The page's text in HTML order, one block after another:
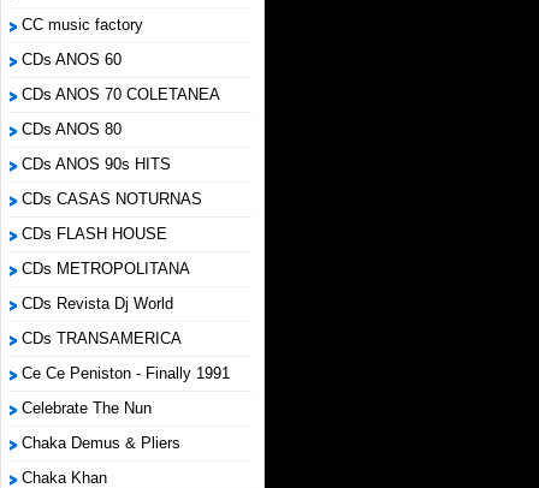
CC music factory
CDs ANOS 60
CDs ANOS 70 COLETANEA
CDs ANOS 80
CDs ANOS 90s HITS
CDs CASAS NOTURNAS
CDs FLASH HOUSE
CDs METROPOLITANA
CDs Revista Dj World
CDs TRANSAMERICA
Ce Ce Peniston - Finally 1991
Celebrate The Nun
Chaka Demus & Pliers
Chaka Khan